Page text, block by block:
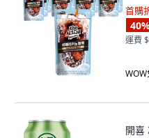
首購
40
運費
開喜